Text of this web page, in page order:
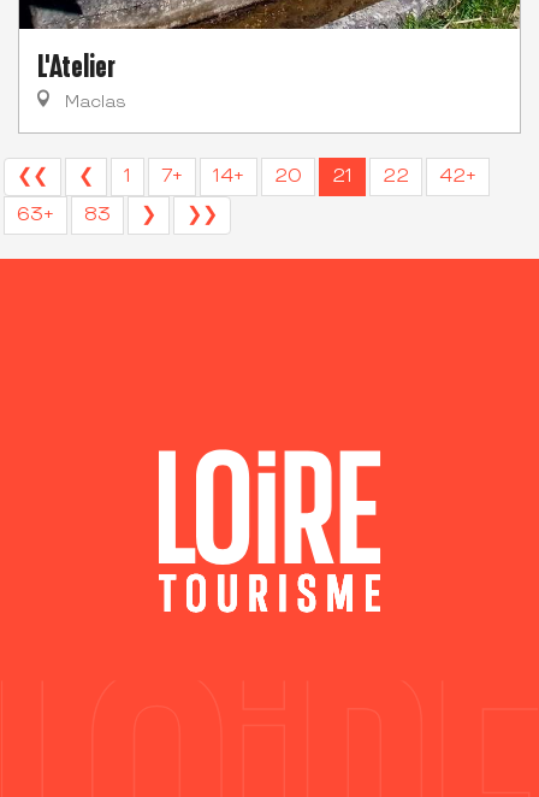
L'Atelier
Maclas
❮❮ ❮ 1 7+ 14+ 20 21 22
42+
63+
83 ❯ ❯❯